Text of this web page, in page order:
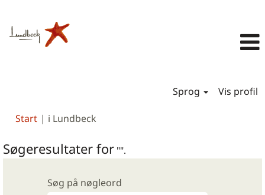
Sprog Vis profil
Start | i Lundbeck
Søgeresultater for "".
Søg på nøgleord